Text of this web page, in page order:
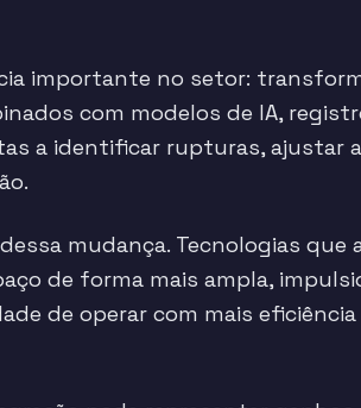
importante no setor:
com modelos de IA,
a identificar rupturas, ajustar
mudança. Tecnologias
de forma mais ampla,
de operar com mais